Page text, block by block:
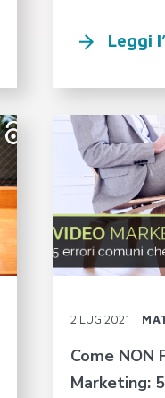
Leggi
2.LUG.2021 |
Come NON
Marketing: